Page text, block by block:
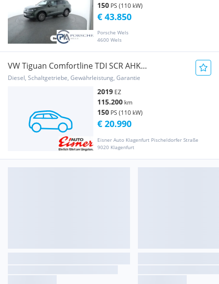
150 PS (110 kW)
Porsche Wels
4600 Wels
€ 43.850
VW Tiguan Comfortline TDI SCR AHK
Fernlichtass.
Diesel, Schaltgetriebe, Gewährleistung, Garantie
2019 EZ
115.200 km
150 PS (110 kW)
Eisner Auto Klagenfurt Pischeldorfer Straße
9020 Klagenfurt
€ 20.990